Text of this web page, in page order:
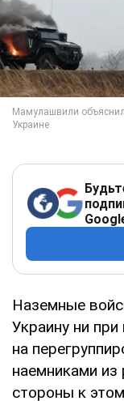
Наземные
Украину ни
на
наемниками из
стороны к